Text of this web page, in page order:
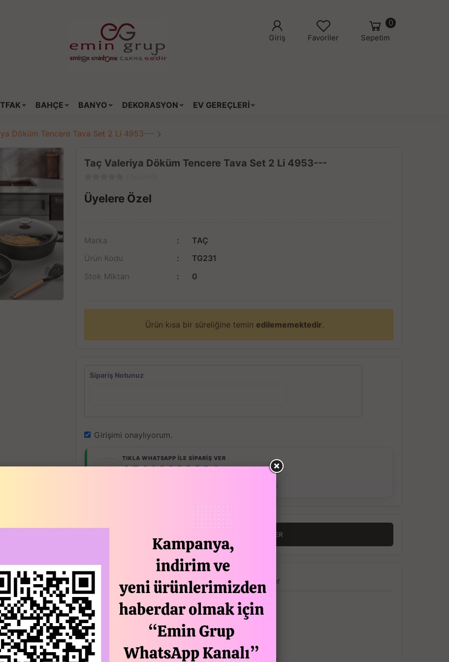
Sepetim
0
Favoriler
Giriş
BAHÇE BANYO DEKORASYON EV GEREÇLERİ
Döküm Tencere Tava Set 2 Li 4953---
Taç Valeriya Döküm Tencere Tava Set 2 Li 4953---
Üyelere Özel
Marka
TAÇ
Ürün Kodu
TG231
Stok Miktarı
0
Ürün kısa bir süreliğine temin edilememektedir.
Sipariş Notunuz
Girişimi onaylıyorum.
TIKLA WHATSAPP İLE SİPARİŞ VER
05413802001
7x24 Whatsapp Üzerinden de Sipariş Verebilirsiniz.
STOGA GIRINCE HABER VER
Açıklama Yorumlar
Döküm basık tencere ve döküm tava seti.
Basık Tencere (28 cm)
Tava(28 cm)
Cam kapaklıdır tava ve tencere ile uyumludur.
Tenceremiz silikon tutma kulpları ile gönderilecektir.